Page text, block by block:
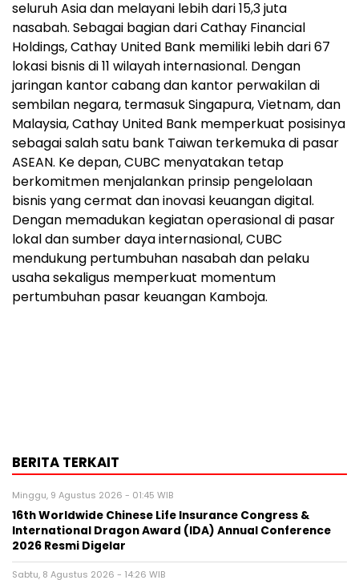
seluruh Asia dan melayani lebih dari 15,3 juta
nasabah. Sebagai bagian dari Cathay Financial
Holdings, Cathay United Bank memiliki lebih dari 67
lokasi bisnis di 11 wilayah internasional. Dengan
jaringan kantor cabang dan kantor perwakilan di
sembilan negara, termasuk Singapura, Vietnam, dan
Malaysia, Cathay United Bank memperkuat posisinya
sebagai salah satu bank Taiwan terkemuka di pasar
ASEAN. Ke depan, CUBC menyatakan tetap
berkomitmen menjalankan prinsip pengelolaan
bisnis yang cermat dan inovasi keuangan digital.
Dengan memadukan kegiatan operasional di pasar
lokal dan sumber daya internasional, CUBC
mendukung pertumbuhan nasabah dan pelaku
usaha sekaligus memperkuat momentum
pertumbuhan pasar keuangan Kamboja.
BERITA TERKAIT
Minggu, 9 Agustus 2026 - 01:45 WIB
16th Worldwide Chinese Life Insurance Congress &
International Dragon Award (IDA) Annual Conference
2026 Resmi Digelar
Sabtu, 8 Agustus 2026 - 14:26 WIB